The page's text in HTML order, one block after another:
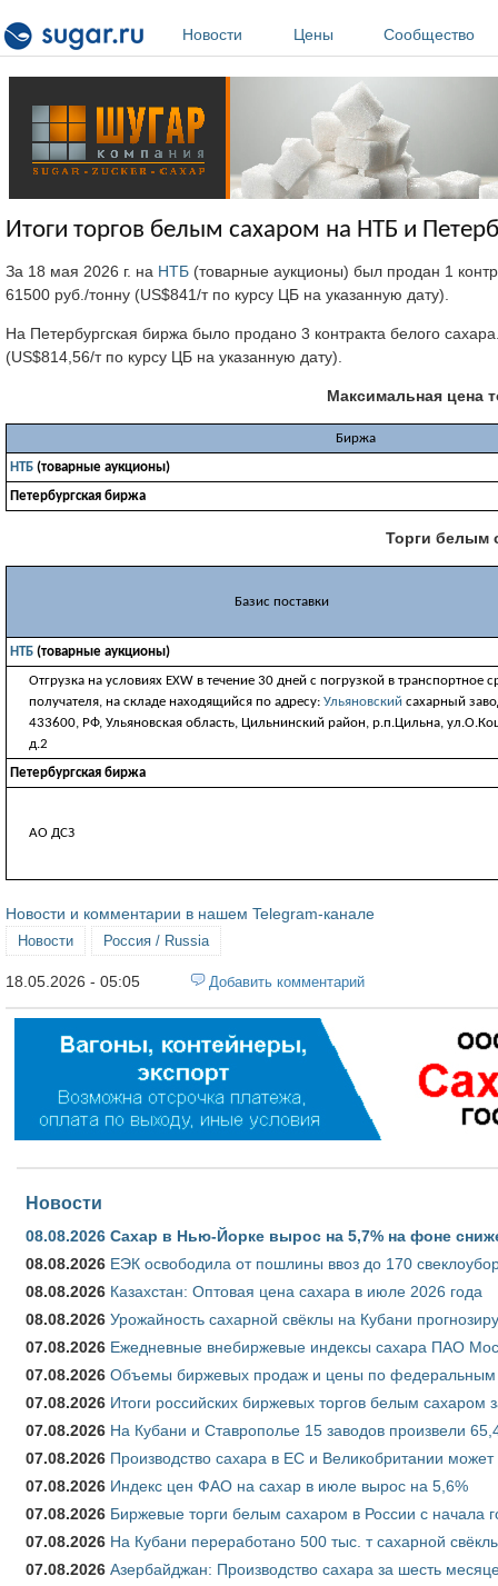
Новости
Цены Сообщество
Итоги торгов белым сахаром на НТБ и
За 18 мая 2026 г. на НТБ (товарные аукционы) был продан 1
61500 руб./тонну (US$841/т по курсу ЦБ на указанную дату).
На Петербургская биржа было продано 3 контракта белого
(US$814,56/т по курсу ЦБ на указанную дату).
Максимальная цена
Биржа
НТБ (товарные аукционы)
Петербургская биржа
Торги белым
Базис поставки
НТБ (товарные аукционы)
Отгрузка на условиях EXW в течение 30 дней с погрузкой в транспортное
получателя, на складе находящийся по адресу: Ульяновский сахарный
433600, РФ, Ульяновская область, Цильнинский район, р.п.Цильна,
д.2
Петербургская биржа
АО ДСЗ
Новости и комментарии в нашем Telegram-канале
Новости Россия / Russia
18.05.2026 - 05:05 Добавить комментарий
Новости
08.08.2026 Сахар в Нью-Йорке вырос на 5,7% на фоне
08.08.2026 ЕЭК освободила от пошлины ввоз до 170
08.08.2026 Казахстан: Оптовая цена сахара в июле 2026 года
08.08.2026 Урожайность сахарной свёклы на Кубани
07.08.2026 Ежедневные внебиржевые индексы сахара ПАО
07.08.2026 Объемы биржевых продаж и цены по федеральным
07.08.2026 Итоги российских биржевых торгов белым сахаром
07.08.2026 На Кубани и Ставрополье 15 заводов произвели
07.08.2026 Производство сахара в ЕС и Великобритании
07.08.2026 Индекс цен ФАО на сахар в июле вырос на 5,6%
07.08.2026 Биржевые торги белым сахаром в России с начала
07.08.2026 На Кубани переработано 500 тыс. т сахарной
07.08.2026 Азербайджан: Производство сахара за шесть